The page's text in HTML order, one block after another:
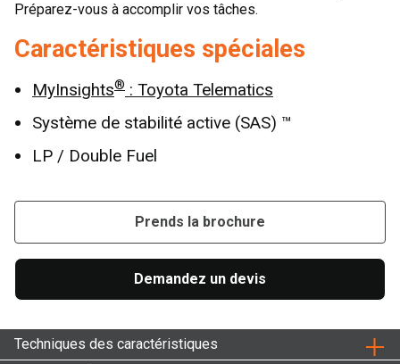
Préparez-vous à accomplir vos tâches.
Caractéristiques spéciales
MyInsights® : Toyota Telematics
Système de stabilité active (SAS) ™
LP / Double Fuel
Prends la brochure
Demandez un devis
Techniques des caractéristiques